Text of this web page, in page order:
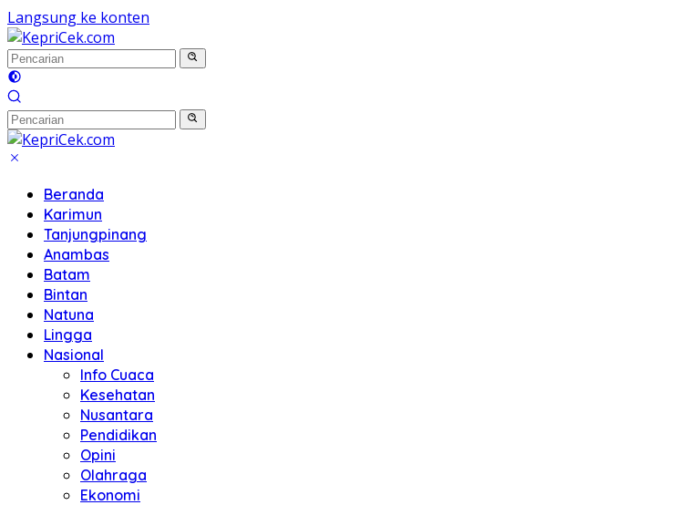
Langsung ke konten
Beranda
Karimun
Tanjungpinang
Anambas
Batam
Bintan
Natuna
Lingga
Nasional
Info Cuaca
Kesehatan
Nusantara
Pendidikan
Opini
Olahraga
Ekonomi